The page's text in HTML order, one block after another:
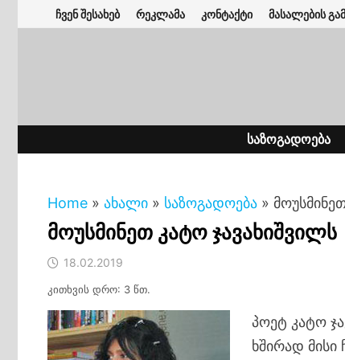
to
ჩვენ შესახებ რეკლამა კონტაქტი მასალების
ᲡᲐᲖᲝᲒᲐᲓᲝᲔᲑᲐ
Home » ახალი » საზოგადოება »
მოუსმინეთ კატო ჯავახიშვილს
18.02.2019
კითხვის დრო: 3 წთ.
პოეტ კატო
ხშირად მისი